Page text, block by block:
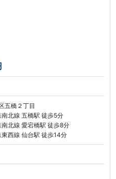
五橋２丁目
北線 五橋駅 徒歩5分
北線 愛宕橋駅 徒歩8分
西線 仙台駅 徒歩14分